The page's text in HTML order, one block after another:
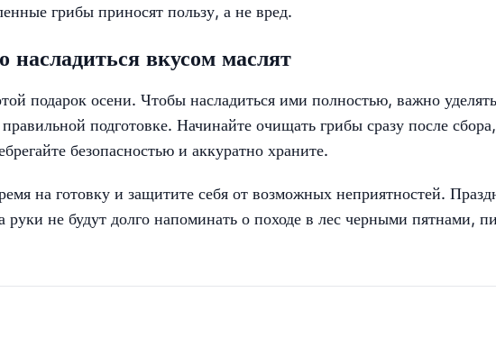
грибы приносят пользу, а не вред.
вкусом маслят
подарок осени. Чтобы насладиться ими полностью, важно уделять
подготовке. Начинайте очищать грибы сразу после сбора,
безопасностью и аккуратно храните.
на готовку и защитите себя от возможных неприятностей.
руки не будут долго напоминать о походе в лес черными пятнами,